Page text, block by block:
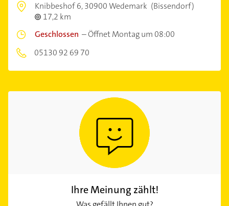
Knibbeshof 6,30900 Wedemark (Bissendorf)
17,2 km
Geschlossen –Öffnet Montag um 08:00
05130 92 69 70
Ihre Meinung zählt!